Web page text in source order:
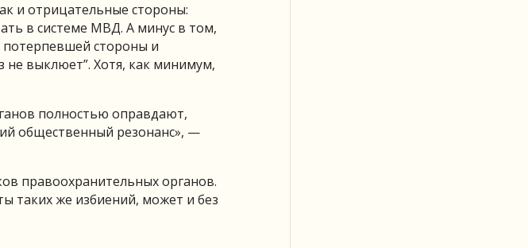
и отрицательные стороны:
в системе МВД. А минус в том,
потерпевшей стороны и
не выклюет”. Хотя, как минимум,
полностью оправдают,
общественный резонанс», —
правоохранительных органов.
таких же избиений, может и без